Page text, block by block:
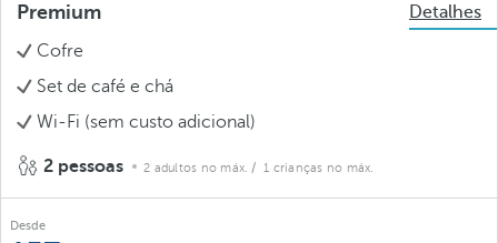
Premium
Detalhes
Cofre
Set de café e chá
Wi-Fi (sem custo adicional)
2 pessoas 2 adultos no máx. / 1 crianças no máx.
Desde